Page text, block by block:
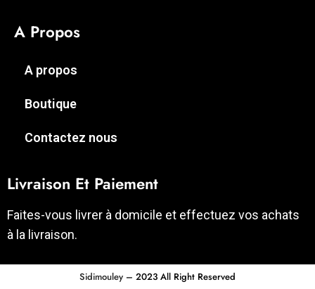
A Propos
A propos
Boutique
Contactez nous
Livraison Et Paiement
Faites-vous livrer à domicile et effectuez vos achats
à la livraison.
Sidimouley – 2023 All Right Reserved